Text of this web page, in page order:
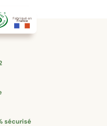
Fabriqué en
France
sécurisé